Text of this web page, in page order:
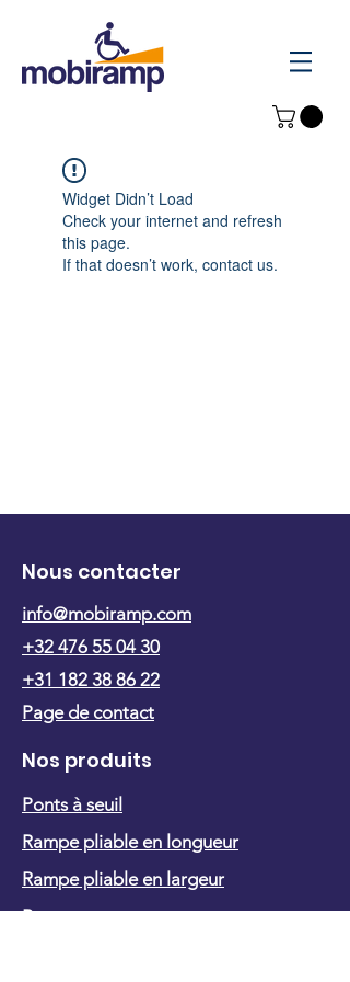
Widget Didn’t Load
Check your internet and refresh
this page.
If that doesn’t work, contact us.
Nous contacter
info@mobiramp.com
+32 476 55 04 30
+31 182 38 86 22
Page de contact
Nos produits
Ponts à seuil
Rampe pliable en longueur
Rampe pliable en largeur
Rampe sur roues